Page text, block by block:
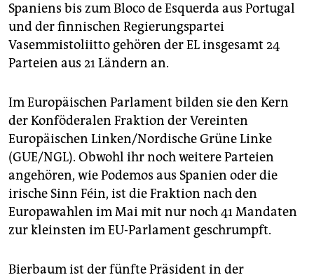
Spaniens bis zum Bloco de Esquerda aus Portugal
und der finnischen Regierungspartei
Vasemmistoliitto gehören der EL insgesamt 24
Parteien aus 21 Ländern an.
Im Europäischen Parlament bilden sie den Kern
der Konföderalen Fraktion der Vereinten
Europäischen Linken/Nordische Grüne Linke
(GUE/NGL). Obwohl ihr noch weitere Parteien
angehören, wie Podemos aus Spanien oder die
irische Sinn Féin, ist die Fraktion nach den
Europawahlen im Mai mit nur noch 41 Mandaten
zur kleinsten im EU-Parlament geschrumpft.
Bierbaum ist der fünfte Präsident in der